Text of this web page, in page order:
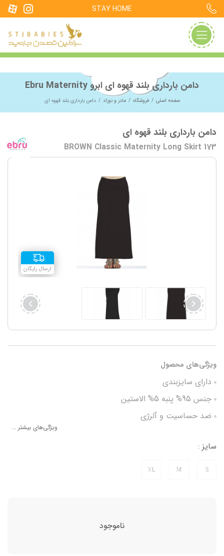
STAY HOME
دامن بارداری بلند قهوه ای ابرو Ebru Maternity
صفحه اصلی فروشگاه مادر و نوزاد دامن بارداری بلند قهوه ای
دامن بارداری بلند قهوه ای
BROWN Classic Maternity Long Skirt 173
ارسال رایگان
ویژگی‌های محصول
دارای سایزبندی
جنس 95% پنبه 5% الاستین
ضد حساسیت و آلرژی
قد دامن 100 سانتی متر
ویژگی‌های بیشتر ...
سایز :
S
M
XL
ناموجود